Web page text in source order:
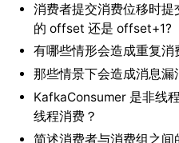
消费者提交消费位移时
的 offset 还是 offset+1?
有哪些情形会造成重复消
那些情景下会造成消息漏
KafkaConsumer 是非线
线程消费？
简述消费者与消费组之间